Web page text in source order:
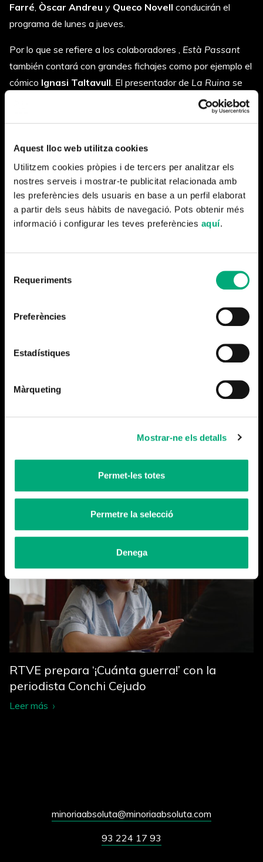
Aquest lloc web utilitza cookies
Utilitzem cookies pròpies i de tercers per analitzar els
nostres serveis i mostrar-te publicitat relacionada amb
les preferències dels usuaris en base a un perfil elaborat
a partir dels seus hàbits de navegació. Pots obtenir més
informació i configurar les teves preferències aquí.
Requeriments
Preferències
Estadístiques
Màrqueting
Mostrar-ne els detalls
Permet-les totes
Permetre la selecció
Denega
Farré Òscar Andreu y Queco Novell conducirán el
programa de lunes a jueves.
Por lo que se refiere a los colaboradores , Està Passant
también contará con grandes fichajes como por ejemplo el
cómico Ignasi Taltavull . El presentador de La Ruina se
Marc Giró, Magí
Maria Rovira
Todos ellos serán los encargados de repasar con acidez la
información política, social y deportiva, así como el
tratamiento que hacen los medios y las redes sociales.
Cerramos la temporada
Leer más
RTVE prepara ‘¡Cuánta guerra!’ con la
periodista Conchi Cejudo
Leer más
minoriaabsoluta@minoriaabsoluta.com
93 224 17 93